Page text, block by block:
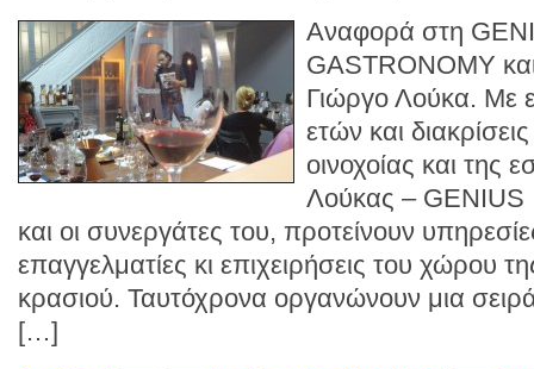
Αναφορά στη
GASTRONOMY
Γιώργο Λούκα. Με
ετών και
οινοχοίας και της
Λούκας –
και οι συνεργάτες του, προτείνουν
επαγγελματίες κι επιχειρήσεις του χώρου
κρασιού. Ταυτόχρονα οργανώνουν μια
[…]